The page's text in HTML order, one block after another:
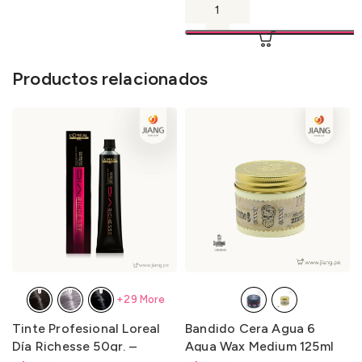
Productos relacionados
Tinte Profesional Loreal
Día Richesse 50gr. –
+29 More
Bandido Cera Agua 6
Aqua Wax Medium 125ml